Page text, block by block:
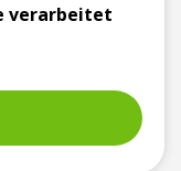
verarbeitet